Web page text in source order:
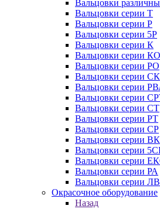
Вальцовки
Вальцовки серии Т
Вальцовки серии Р
Вальцовки серии 5Р
Вальцовки серии К
Вальцовки серии КО
Вальцовки серии РО
Вальцовки серии СК
Вальцовки серии
Вальцовки серии
Вальцовки серии СТ
Вальцовки серии РТ
Вальцовки серии СР
Вальцовки серии ВК
Вальцовки серии
Вальцовки серии
Вальцовки серии РА
Вальцовки серии
Окрасочное оборудование
Назад